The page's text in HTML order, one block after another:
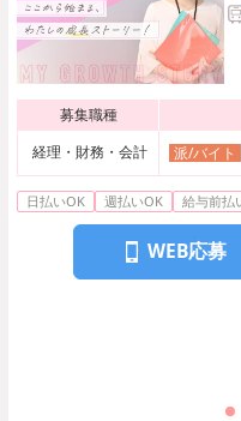
募集職種
経理・財務・会計
派/バイト
日払いOK 週払いOK 給与前払
WEB応募